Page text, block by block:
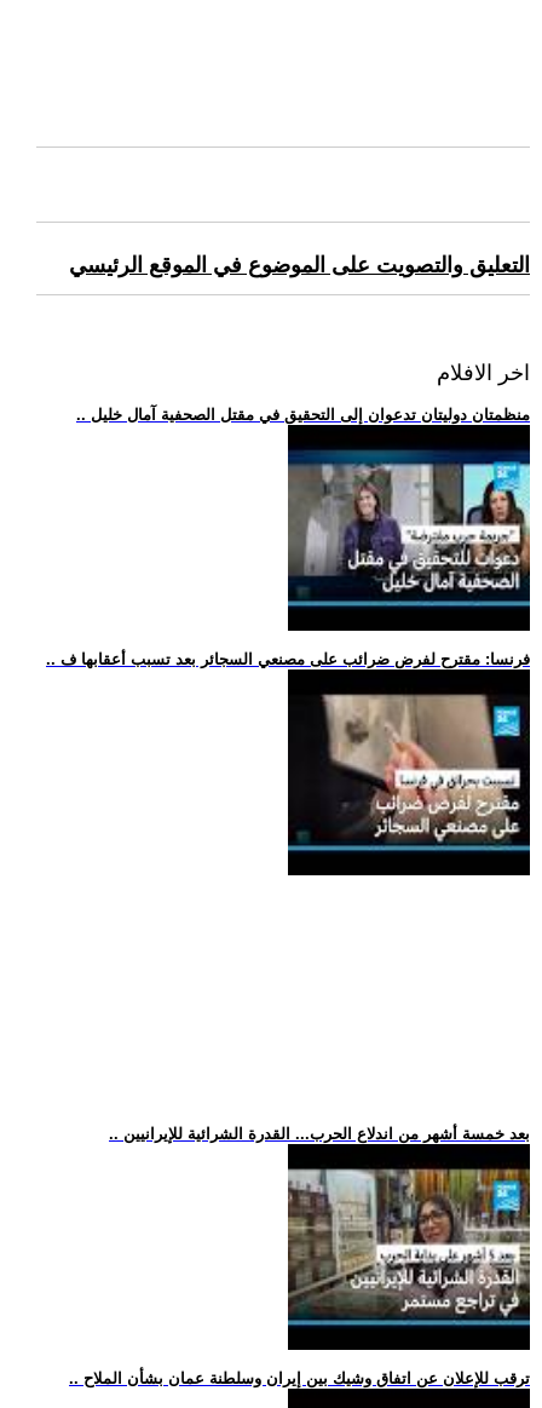
التعليق والتصويت على الموضوع في الموقع الرئيسي
اخر الافلام
.. منظمتان دوليتان تدعوان إلى التحقيق في مقتل الصحفية آمال خليل
.. فرنسا: مقترح لفرض ضرائب على مصنعي السجائر بعد تسبب أعقابها ف
.. بعد خمسة أشهر من اندلاع الحرب... القدرة الشرائية للإيرانيين
.. ترقب للإعلان عن اتفاق وشيك بين إيران وسلطنة عمان بشأن الملاح